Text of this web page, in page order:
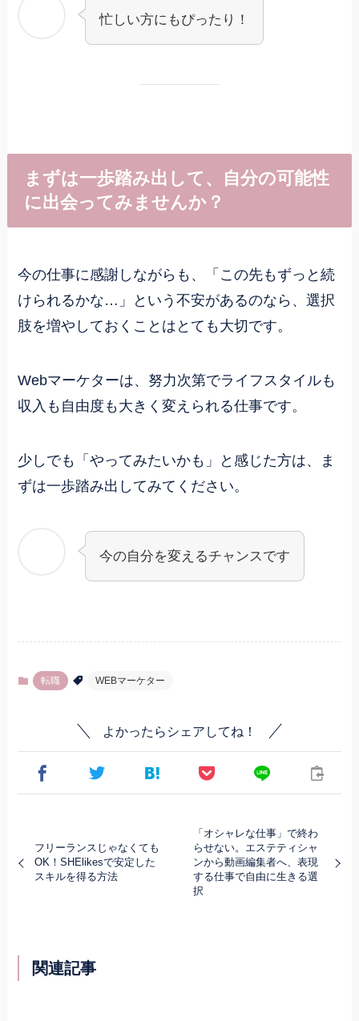
忙しい方にもぴったり！
まずは一歩踏み出して、自分の可能性
に出会ってみませんか？
今の仕事に感謝しながらも、「この先もずっと続
けられるかな…」という不安があるのなら、選択
肢を増やしておくことはとても大切です。
Webマーケターは、努力次第でライフスタイルも
収入も自由度も大きく変えられる仕事です。
少しでも「やってみたいかも」と感じた方は、ま
ずは一歩踏み出してみてください。
今の自分を変えるチャンスです
転職 WEBマーケター
よかったらシェアしてね！
フリーランスじゃなくても
OK！SHElikesで安定した
スキルを得る方法
「オシャレな仕事」で終わ
らせない。エステティシャ
ンから動画編集者へ、表現
する仕事で自由に生きる選
択
関連記事